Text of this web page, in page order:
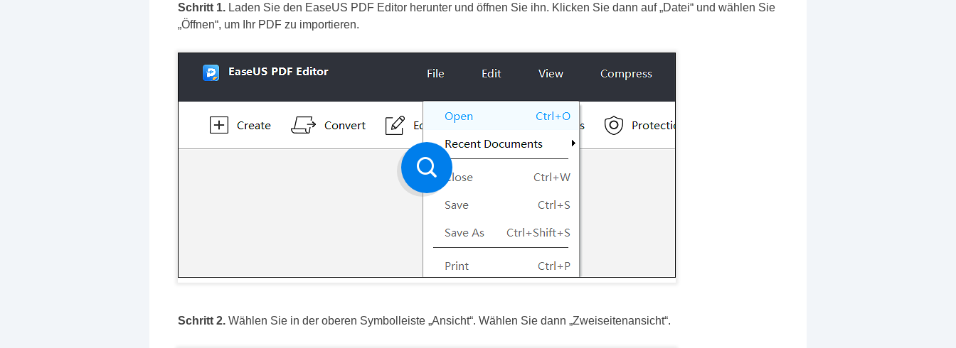
Schritt 1. Laden Sie den EaseUS PDF Editor herunter und öffnen Sie ihn. Klicken Sie dann auf „Datei“ und wählen Sie
„Öffnen“, um Ihr PDF zu importieren.
Schritt 2. Wählen Sie in der oberen Symbolleiste „Ansicht“. Wählen Sie dann „Zweiseitenansicht“.